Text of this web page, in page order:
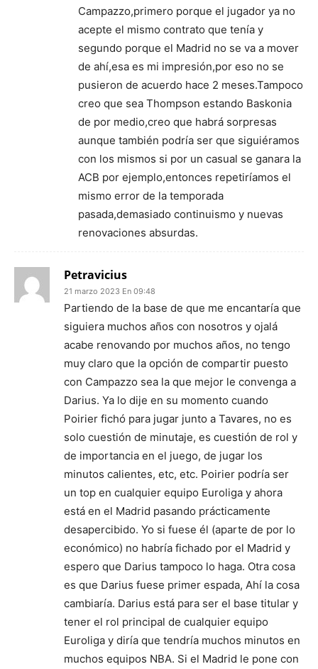
Campazzo,primero porque el jugador ya no
acepte el mismo contrato que tenía y
segundo porque el Madrid no se va a mover
de ahí,esa es mi impresión,por eso no se
pusieron de acuerdo hace 2 meses.Tampoco
creo que sea Thompson estando Baskonia
de por medio,creo que habrá sorpresas
aunque también podría ser que siguiéramos
con los mismos si por un casual se ganara la
ACB por ejemplo,entonces repetiríamos el
mismo error de la temporada
pasada,demasiado continuismo y nuevas
renovaciones absurdas.
Petravicius
21 marzo 2023 En 09:48
Partiendo de la base de que me encantaría que
siguiera muchos años con nosotros y ojalá
acabe renovando por muchos años, no tengo
muy claro que la opción de compartir puesto
con Campazzo sea la que mejor le convenga a
Darius. Ya lo dije en su momento cuando
Poirier fichó para jugar junto a Tavares, no es
solo cuestión de minutaje, es cuestión de rol y
de importancia en el juego, de jugar los
minutos calientes, etc, etc. Poirier podría ser
un top en cualquier equipo Euroliga y ahora
está en el Madrid pasando prácticamente
desapercibido. Yo si fuese él (aparte de por lo
económico) no habría fichado por el Madrid y
espero que Darius tampoco lo haga. Otra cosa
es que Darius fuese primer espada, Ahí la cosa
cambiaría. Darius está para ser el base titular y
tener el rol principal de cualquier equipo
Euroliga y diría que tendría muchos minutos en
muchos equipos NBA. Si el Madrid le pone con